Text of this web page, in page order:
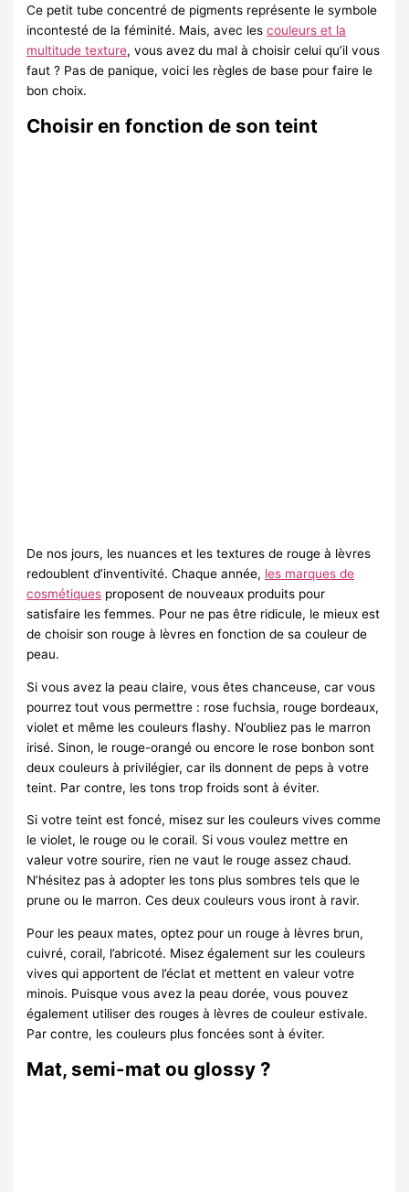
Ce petit tube concentré de pigments représente le symbole
incontesté de la féminité. Mais, avec lescouleurs et la
multitude texture, vous avez du mal à choisir celui qu’il vous
faut ? Pas de panique, voici les règles de base pour faire le
bon choix.
Choisir en fonction de son teint
De nos jours, les nuances et les textures de rouge à lèvres
redoublent d’inventivité. Chaque année, les marques de
cosmétiques proposent de nouveaux produits pour
satisfaire les femmes. Pour ne pas être ridicule, le mieux est
de choisir son rouge à lèvres en fonction de sa couleur de
peau.
Si vous avez la peau claire, vous êtes chanceuse, car vous
pourrez tout vous permettre : rose fuchsia, rouge bordeaux,
violet et même les couleurs flashy. N’oubliez pas le marron
irisé. Sinon, le rouge-orangé ou encore le rose bonbon sont
deux couleurs à privilégier, car ils donnent de peps à votre
teint. Par contre, les tons trop froids sont à éviter.
Si votre teint est foncé, misez sur les couleurs vives comme
le violet, le rouge ou le corail. Si vous voulez mettre en
valeur votre sourire, rien ne vaut le rouge assez chaud.
N’hésitez pas à adopter les tons plus sombres tels que le
prune ou le marron. Ces deux couleurs vous iront à ravir.
Pour les peaux mates, optez pour un rouge à lèvres brun,
cuivré, corail, l’abricoté. Misez également sur les couleurs
vives qui apportent de l’éclat et mettent en valeur votre
minois. Puisque vous avez la peau dorée, vous pouvez
également utiliser des rouges à lèvres de couleur estivale.
Par contre, les couleurs plus foncées sont à éviter.
Mat, semi-mat ou glossy ?